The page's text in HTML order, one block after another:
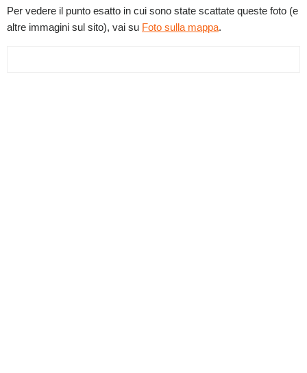
Per vedere il punto esatto in cui sono state scattate queste foto (e
altre immagini sul sito), vai su Foto sulla mappa.